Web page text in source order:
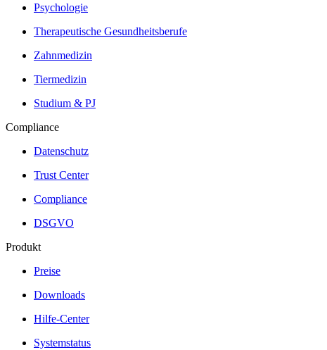
Psychologie
Therapeutische Gesundheitsberufe
Zahnmedizin
Tiermedizin
Studium & PJ
Compliance
Datenschutz
Trust Center
Compliance
DSGVO
Produkt
Preise
Downloads
Hilfe-Center
Systemstatus